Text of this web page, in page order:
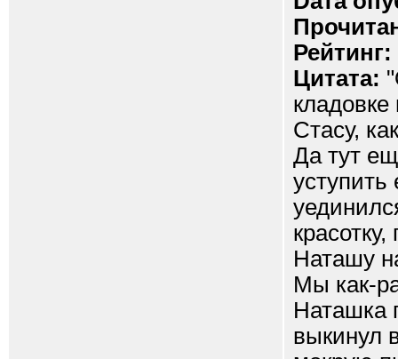
Рейтинг:
Цитата:
Стасу,
Да тут
уступить
Наташу
Мы как-
Наташка
выкинул